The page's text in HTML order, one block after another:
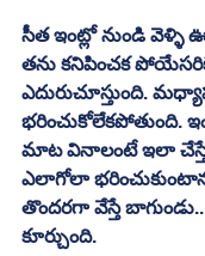
సీత ఇంట్లో నుండి
తను కనిపించక పోయేసరికి
ఎదురుచూస్తుంది.
భరించుకోలేకపోతుంది.
మాట వినాలంటే ఇలా
ఎలాగోలా
తొందరగా వేస్తే
కూర్చుంది.